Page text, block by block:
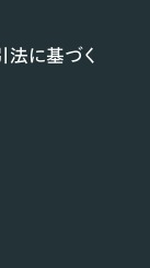
法に基づく